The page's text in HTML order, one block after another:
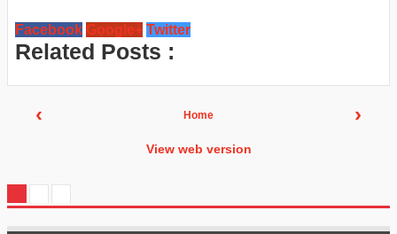
Facebook Google+ Twitter
Related Posts :
‹ ›
Home
View web version